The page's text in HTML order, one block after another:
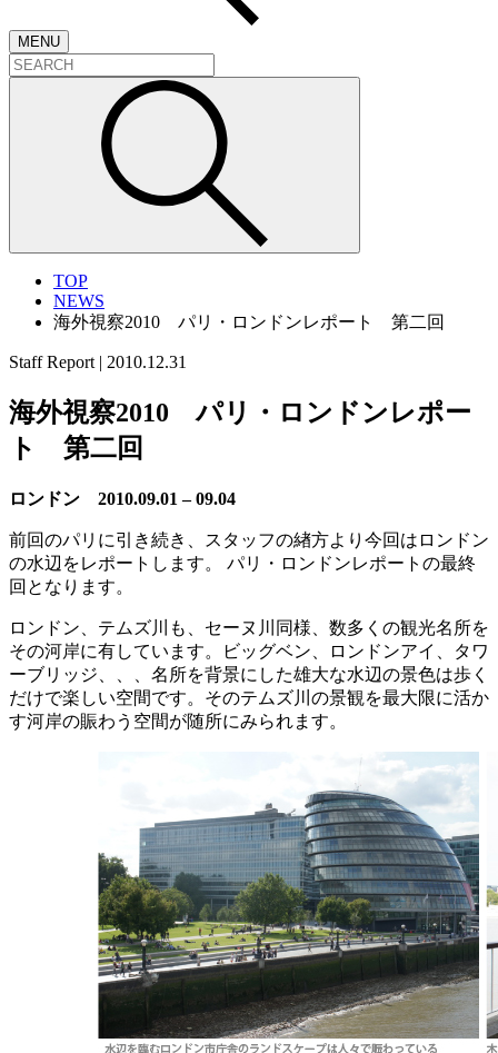
MENU
TOP
NEWS
海外視察2010 パリ・ロンドンレポート 第二回
Staff Report | 2010.12.31
海外視察2010 パリ・ロンドンレポー
ト 第二回
ロンドン 2010.09.01 – 09.04
前回のパリに引き続き、スタッフの緖方より今回はロンドン
の水辺をレポートします。 パリ・ロンドンレポートの最終
回となります。
ロンドン、テムズ川も、セーヌ川同様、数多くの観光名所を
その河岸に有しています。ビッグベン、ロンドンアイ、タワ
ーブリッジ、、、名所を背景にした雄大な水辺の景色は歩く
だけで楽しい空間です。そのテムズ川の景観を最大限に活か
す河岸の賑わう空間が随所にみられます。